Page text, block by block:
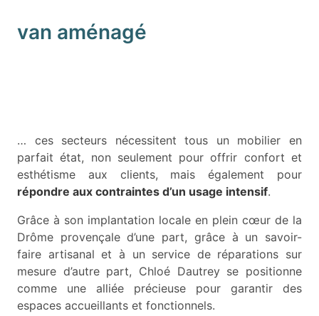
van aménagé
… ces secteurs nécessitent tous un mobilier en
parfait état, non seulement pour offrir confort et
esthétisme aux clients, mais également pour
répondre aux contraintes d’un usage intensif.
Grâce à son implantation locale en plein cœur de la
Drôme provençale d’une part, grâce à un savoir-
faire artisanal et à un service de réparations sur
mesure d’autre part, Chloé Dautrey se positionne
comme une alliée précieuse pour garantir des
espaces accueillants et fonctionnels.